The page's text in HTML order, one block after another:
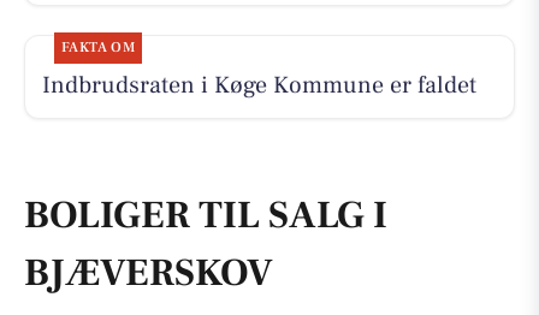
FAKTA OM
Indbrudsraten i Køge Kommune er faldet
BOLIGER TIL SALG I
BJÆVERSKOV